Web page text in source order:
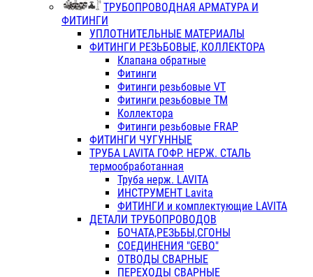
ТРУБОПРОВОДНАЯ АРМАТУРА И
ФИТИНГИ
УПЛОТНИТЕЛЬНЫЕ МАТЕРИАЛЫ
ФИТИНГИ РЕЗЬБОВЫЕ, КОЛЛЕКТОРА
Клапана обратные
Фитинги
Фитинги резьбовые VT
Фитинги резьбовые ТМ
Коллектора
Фитинги резьбовые FRAP
ФИТИНГИ ЧУГУННЫЕ
ТРУБА LAVITA ГОФР. НЕРЖ. СТАЛЬ
термообработанная
Труба нерж. LAVITA
ИНСТРУМЕНТ Lavita
ФИТИНГИ и комплектующие LAVITA
ДЕТАЛИ ТРУБОПРОВОДОВ
БОЧАТА,РЕЗЬБЫ,СГОНЫ
СОЕДИНЕНИЯ "GEBO"
ОТВОДЫ СВАРНЫЕ
ПЕРЕХОДЫ СВАРНЫЕ